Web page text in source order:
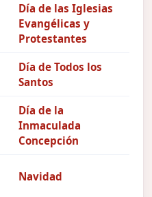
Día de las Iglesias
Evangélicas y
Protestantes
Día de Todos los
Santos
Día de la
Inmaculada
Concepción
Navidad